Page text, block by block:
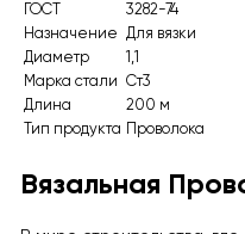
ГОСТ
3282-74
Назначение
Для вязки
Диаметр
1,1
Марка стали
Ст3
Длина
200 м
Тип продукта
Проволока
Вязальная